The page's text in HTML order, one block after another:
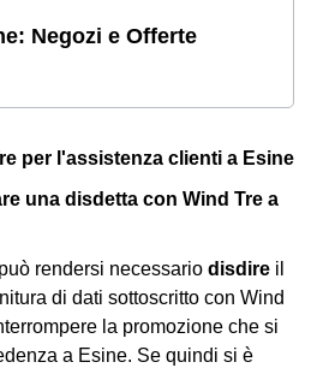
Negozi e Offerte
per l'assistenza clienti a Esine
una disdetta con Wind Tre a
rendersi necessario disdire il
di dati sottoscritto con Wind
la promozione che si
a Esine. Se quindi si è